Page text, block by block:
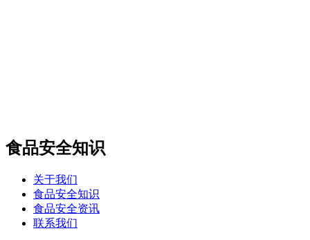
食品安全知识
关于我们
食品安全知识
食品安全资讯
联系我们